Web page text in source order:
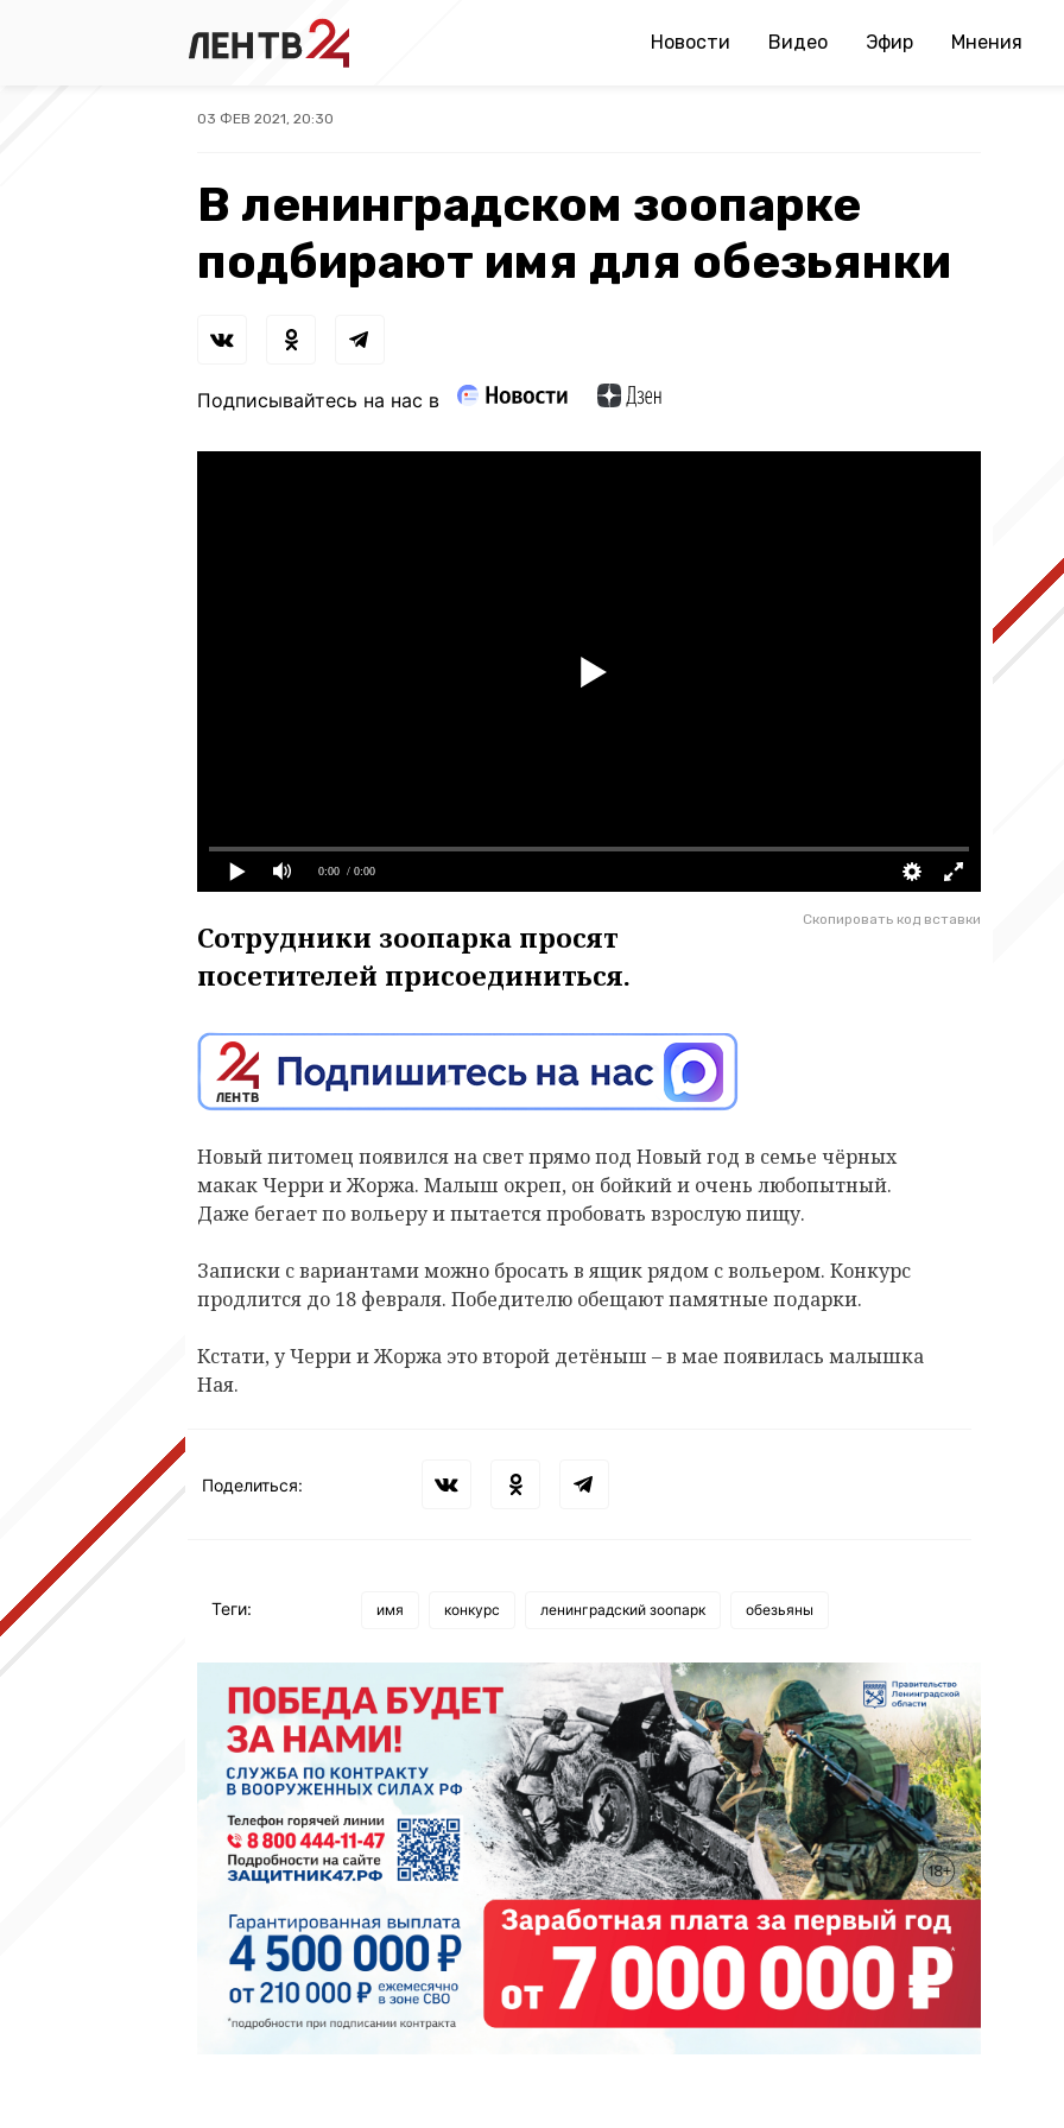
Новости Видео Эфир Мнения
03 ФЕВ 2021, 20:30
В ленинградском зоопарке
подбирают имя для обезьянки
Подписывайтесь на нас в
0:00 / 0:00
Скопировать код вставки
Сотрудники зоопарка просят
посетителей присоединиться.
Новый питомец появился на свет прямо под Новый год в семье чёрных
макак Черри и Жоржа. Малыш окреп, он бойкий и очень любопытный.
Даже бегает по вольеру и пытается пробовать взрослую пищу.
Записки с вариантами можно бросать в ящик рядом с вольером. Конкурс
продлится до 18 февраля. Победителю обещают памятные подарки.
Кстати, у Черри и Жоржа это второй детёныш – в мае появилась малышка
Ная.
Поделиться:
Теги: имя конкурс ленинградский зоопарк обезьяны